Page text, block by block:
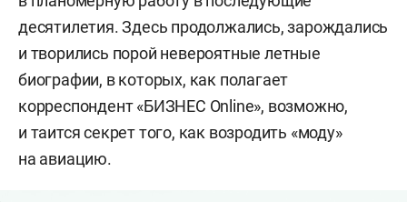
десятилетия. Здесь продолжались, зарождались
и творились порой невероятные летные
биографии, в которых, как полагает
корреспондент «БИЗНЕС Online», возможно,
и таится секрет того, как возродить «моду»
на авиацию.